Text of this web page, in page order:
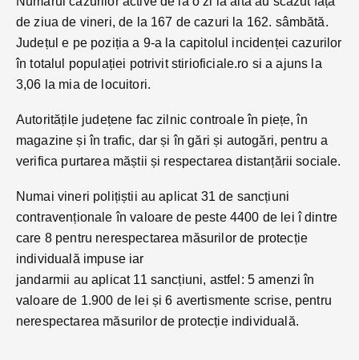
de ziua de vineri, de la 167 de cazuri la 162. sâmbătă.
Județul e pe poziția a 9-a la capitolul incidenței cazurilor
în totalul populației potrivit stirioficiale.ro si a ajuns la
3,06 la mia de locuitori.
Autoritățile județene fac zilnic controale în piețe, în
magazine și în trafic, dar și în gări și autogări, pentru a
verifica purtarea măștii și respectarea distanțării sociale.
Numai vineri polițiștii au aplicat 31 de sancțiuni
contravenționale în valoare de peste 4400 de lei î dintre
care 8 pentru nerespectarea măsurilor de protecție
individuală impuse iar
jandarmii au aplicat 11 sancțiuni, astfel: 5 amenzi în
valoare de 1.900 de lei și 6 avertismente scrise, pentru
nerespectarea măsurilor de protecție individuală.